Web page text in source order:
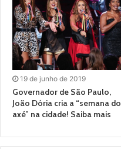
19 de junho de 2019
Governador de São Paulo,
João Dória cria a “semana do
axé” na cidade! Saiba mais